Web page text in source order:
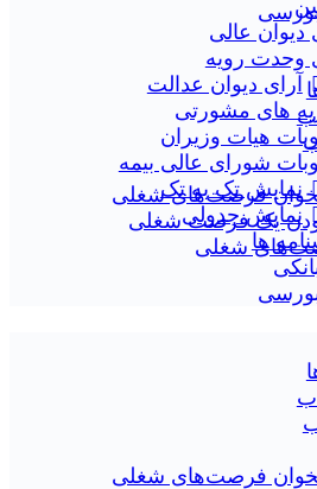
فرصت‌های شغلی
یک فرصت شغلی
شغلی
عالی
رویه
دیوان عدالت
های مشورتی
هیات وزیران
شورای عالی بیمه
تک به تک
جدولی
ها
فرصت‌های شغلی